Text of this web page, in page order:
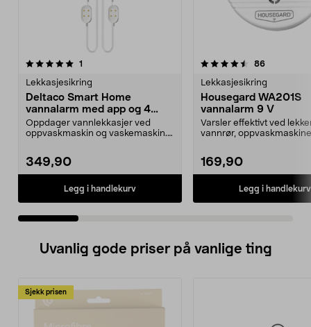
1
Lekkasjesikring
Deltaco Smart Home
vannalarm med app og 4
sensorer
Oppdager vannlekkasjer ved
oppvaskmaskin og vaskemaskin.
349,90
Legg i handlekurv
4.5 av 5 stjerner 86
Lekkasjesikring
Housegard WA201S
vannalarm 9 V
Varsler effektivt ved
vannrør,
169,90
Legg i handlekurv
3.0 av 5 stjerner
Uvanlig gode priser på vanlige ting
Sjekk prisen